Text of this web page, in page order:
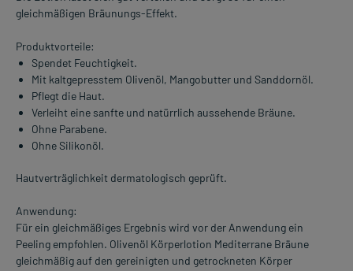
gleichmäßigen Bräunungs-Effekt.
Produktvorteile:
Spendet Feuchtigkeit.
Mit kaltgepresstem Olivenöl, Mangobutter und Sanddornöl.
Pflegt die Haut.
Verleiht eine sanfte und natürrlich aussehende Bräune.
Ohne Parabene.
Ohne Silikonöl.
Hautverträglichkeit dermatologisch geprüft.
Anwendung:
Für ein gleichmäßiges Ergebnis wird vor der Anwendung ein
Peeling empfohlen. Olivenöl Körperlotion Mediterrane Bräune
gleichmäßig auf den gereinigten und getrockneten Körper